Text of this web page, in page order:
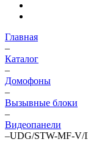
Главная
–
Каталог
–
Домофоны
–
Вызывные блоки
–
Видеопанели
–UDG/STW-MF-V/